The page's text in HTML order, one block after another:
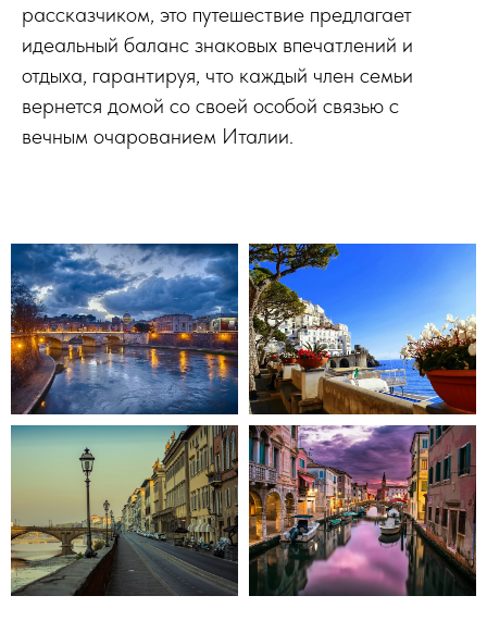
рассказчиком, это путешествие предлагает
идеальный баланс знаковых впечатлений и
отдыха, гарантируя, что каждый член семьи
вернется домой со своей особой связью с
вечным очарованием Италии.